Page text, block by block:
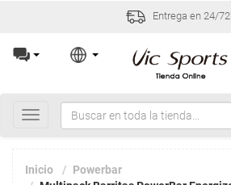
Entrega en 24/
Toggle
navigation
Inicio
Powerbar